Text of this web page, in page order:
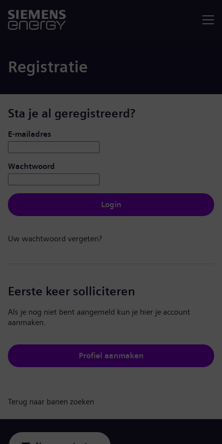
Registratie
Sta je al geregistreerd?
Inloggen: gebruiker en wachtwoord
E-mailadres
Wachtwoord
Login
Uw wachtwoord vergeten?
Eerste keer solliciteren
Als je nog niet bent aangemeld kun je hier je account
aanmaken.
Profiel aanmaken
Terug naar banen zoeken